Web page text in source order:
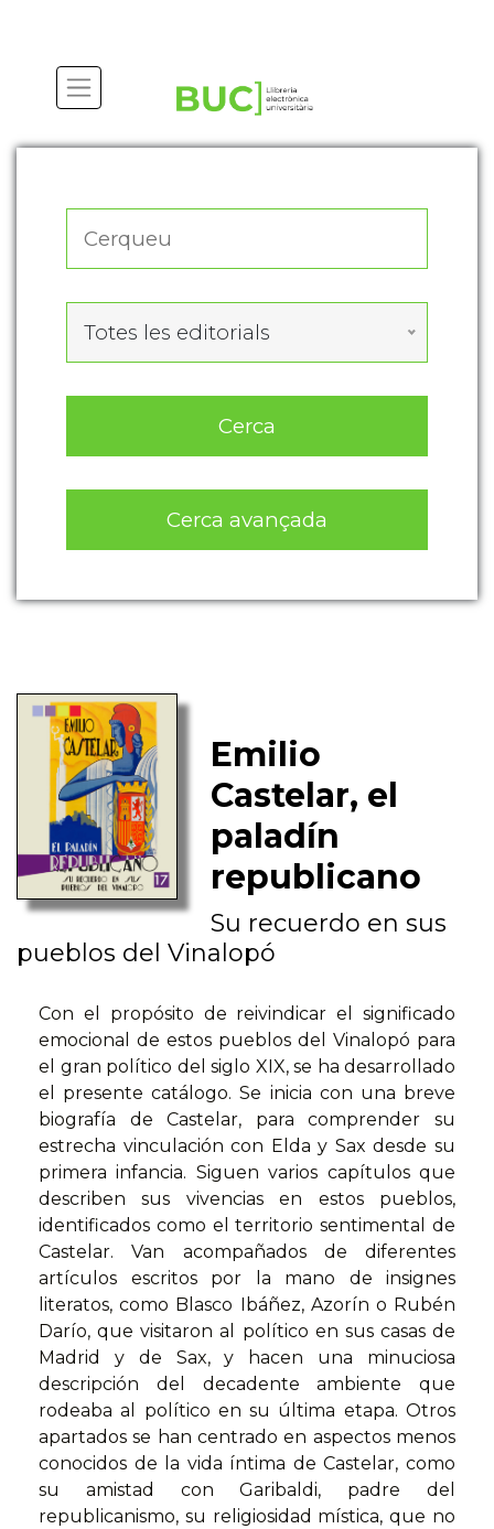
Totes les editorials
Cerca
Cerca avançada
Emilio
Castelar, el
paladín
republicano
Su recuerdo en sus
pueblos del Vinalopó
Con el propósito de reivindicar el significado
emocional de estos pueblos del Vinalopó para
el gran político del siglo XIX, se ha desarrollado
el presente catálogo. Se inicia con una breve
biografía de Castelar, para comprender su
estrecha vinculación con Elda y Sax desde su
primera infancia. Siguen varios capítulos que
describen sus vivencias en estos pueblos,
identificados como el territorio sentimental de
Castelar. Van acompañados de diferentes
artículos escritos por la mano de insignes
literatos, como Blasco Ibáñez, Azorín o Rubén
Darío, que visitaron al político en sus casas de
Madrid y de Sax, y hacen una minuciosa
descripción del decadente ambiente que
rodeaba al político en su última etapa. Otros
apartados se han centrado en aspectos menos
conocidos de la vida íntima de Castelar, como
su amistad con Garibaldi, padre del
republicanismo, su religiosidad mística, que no